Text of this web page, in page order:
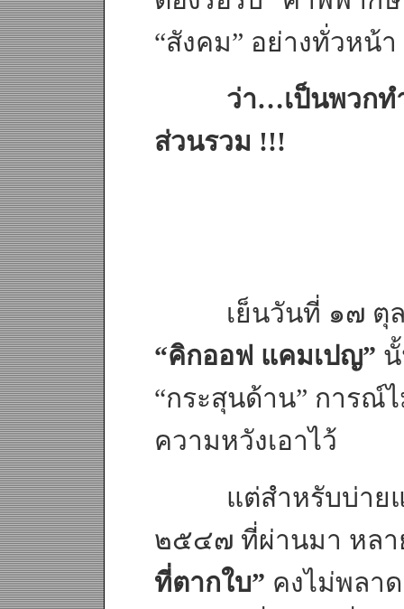
“สังคม” อย่างทั่วหน้า
ว่า…เป็นพวกทำบ้
ส่วนรวม !!!
เย็นวันที่ ๑๗ ตุลา
“คิกออฟ แคมเปญ”
“กระสุนด้าน” การณ์
ความหวังเอาไว้
แต่สำหรับบ่ายแล
๒๕๔๗ ที่ผ่านมา หล
ที่ตากใบ” คงไม่พลา